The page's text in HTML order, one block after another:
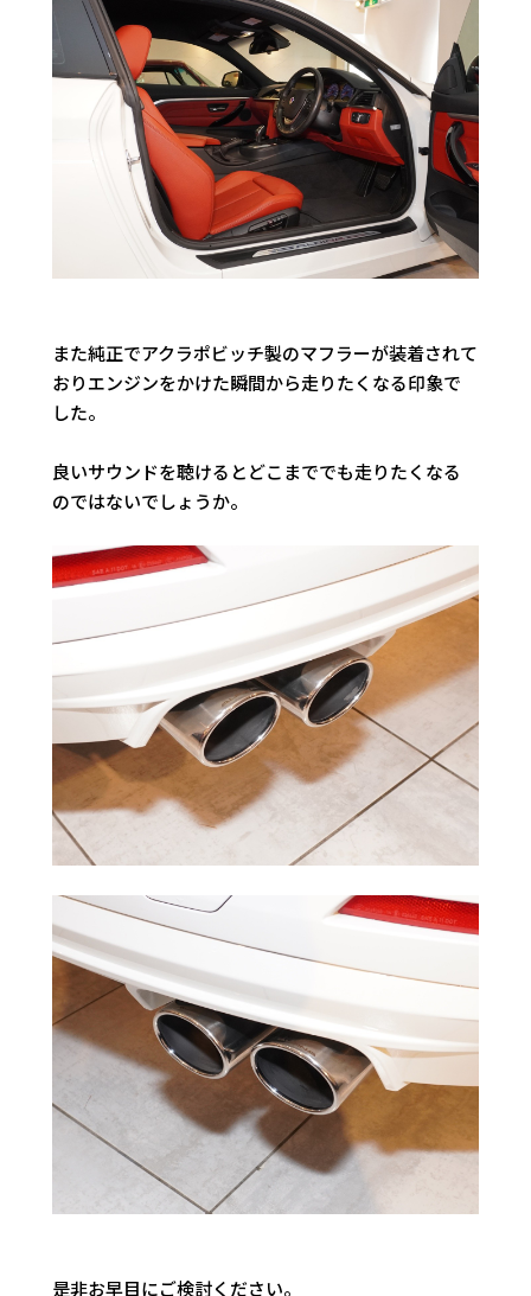
また純正でアクラポビッチ製のマフラーが装着されて
おりエンジンをかけた瞬間から走りたくなる印象で
した。
良いサウンドを聴けるとどこまででも走りたくなる
のではないでしょうか。
是非お早目にご検討ください。